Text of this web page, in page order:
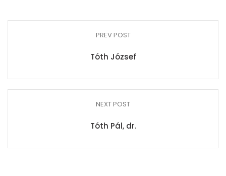
PREV POST
Tóth József
NEXT POST
Tóth Pál, dr.